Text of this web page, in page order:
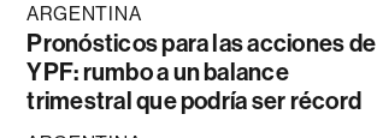
ARGENTINA
Pronósticos para las acciones de
YPF: rumbo a un balance
trimestral que podría ser récord